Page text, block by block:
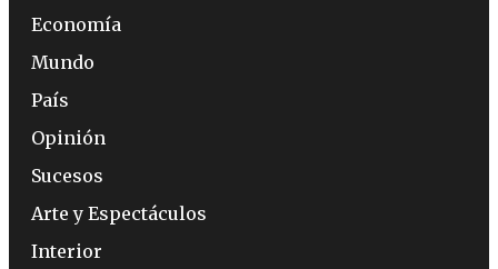
Economía
Mundo
País
Opinión
Sucesos
Arte y Espectáculos
Interior